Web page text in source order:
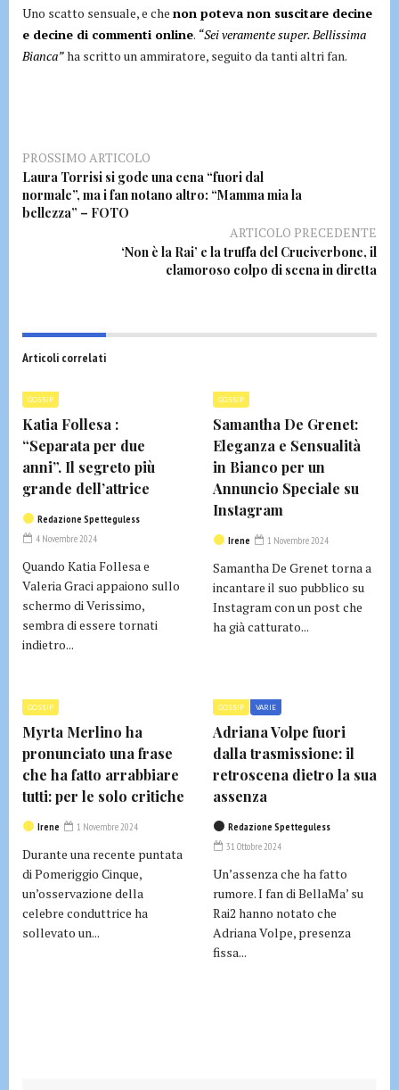
Uno scatto sensuale, e che non poteva non suscitare decine
e decine di commenti online. “Sei veramente super. Bellissima
Bianca”ha scritto un ammiratore, seguito da tanti altri fan.
PROSSIMO ARTICOLO
Laura Torrisi si gode una cena “fuori dal
normale”, ma i fan notano altro: “Mamma mia la
bellezza” – FOTO
ARTICOLO PRECEDENTE
‘Non è la Rai’ e la truffa del Cruciverbone, il
clamoroso colpo di scena in diretta
Articoli correlati
GOSSIP
Katia Follesa :
“Separata per due
anni”. Il segreto più
grande dell’attrice
Redazione Spetteguless
4 Novembre 2024
Quando Katia Follesa e
Valeria Graci appaiono sullo
schermo di Verissimo,
sembra di essere tornati
indietro...
GOSSIP
Samantha De Grenet:
Eleganza e Sensualità
in Bianco per un
Annuncio Speciale su
Instagram
Irene 1 Novembre 2024
Samantha De Grenet torna a
incantare il suo pubblico su
Instagram con un post che
ha già catturato...
GOSSIP
Myrta Merlino ha
pronunciato una frase
che ha fatto arrabbiare
tutti: per le solo critiche
Irene 1 Novembre 2024
Durante una recente puntata
di Pomeriggio Cinque,
un’osservazione della
celebre conduttrice ha
sollevato un...
GOSSIP VARIE
Adriana Volpe fuori
dalla trasmissione: il
retroscena dietro la sua
assenza
Redazione Spetteguless
31 Ottobre 2024
Un’assenza che ha fatto
rumore. I fan di BellaMa’ su
Rai2 hanno notato che
Adriana Volpe, presenza
fissa...